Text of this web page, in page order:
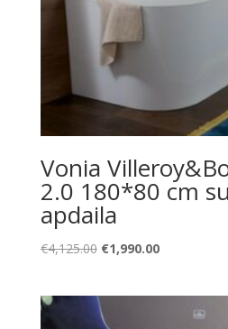
Vonia
2.0 180*80 cm
apdaila
€4,125.00 Original
€4,125.00.
€1,990.00Current
€1,990.00.